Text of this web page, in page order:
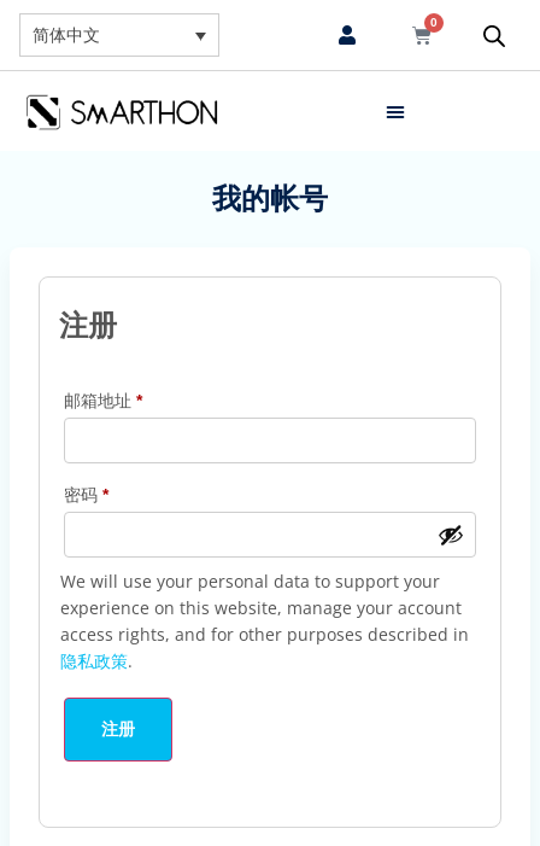
简体中文
0
我的帐号
注册
邮箱地址 *
密码 *
We will use your personal data to support your
experience on this website, manage your account
access rights, and for other purposes described in
隐私政策.
注册